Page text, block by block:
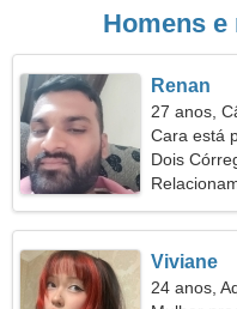
Homens
Renan
27 anos,
Cara está
Dois
Viviane
24 anos,